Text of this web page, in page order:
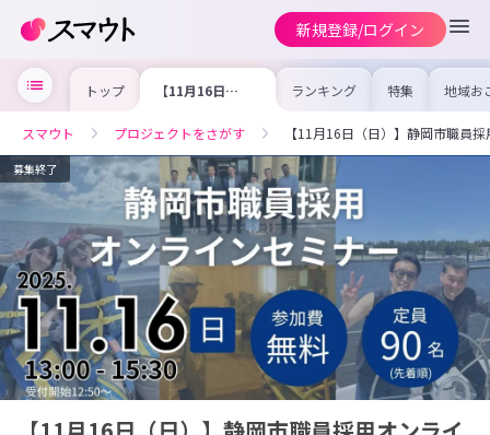
新規登録/ログイン
トップ 【11月16日
（日）】静岡市職
セミナー2025の
開催
ランキング 特集 地域お
の求
を集め
事内容
を比較
合った
スマウト プロジェクトをさがす 【11月16日（日）】静岡市職員
募集終了